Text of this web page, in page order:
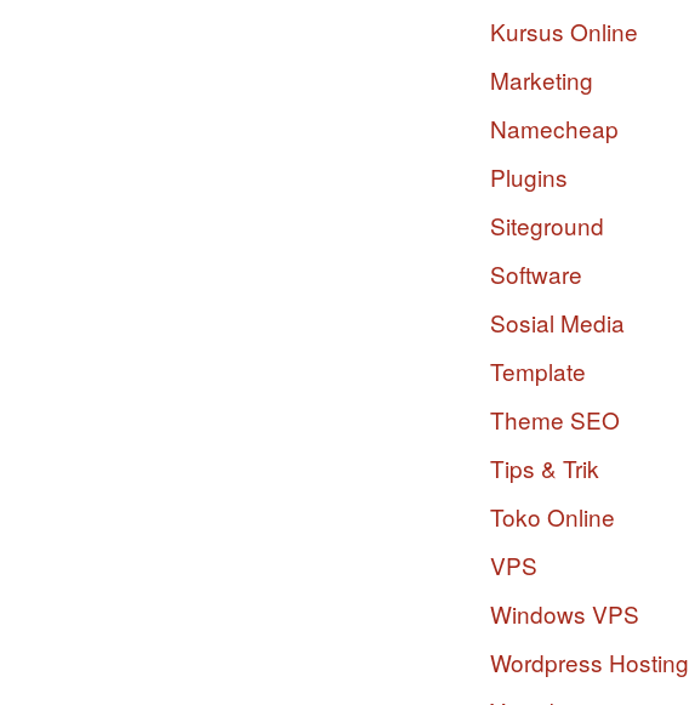
Kursus Online
Marketing
Namecheap
Plugins
Siteground
Software
Sosial Media
Template
Theme SEO
Tips & Trik
Toko Online
VPS
Windows VPS
Wordpress Hosting